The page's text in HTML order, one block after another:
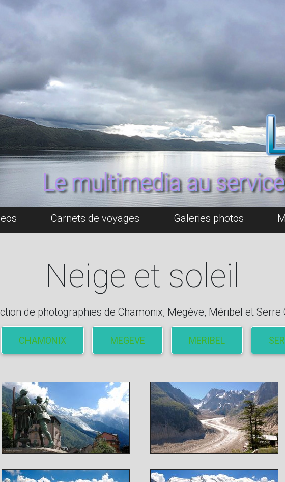
Carnets de voyages Galeries photos
Neige et soleil
de photographies de Chamonix, Megève, Méribel et Serre
CHAMONIX MEGEVE MERIBEL